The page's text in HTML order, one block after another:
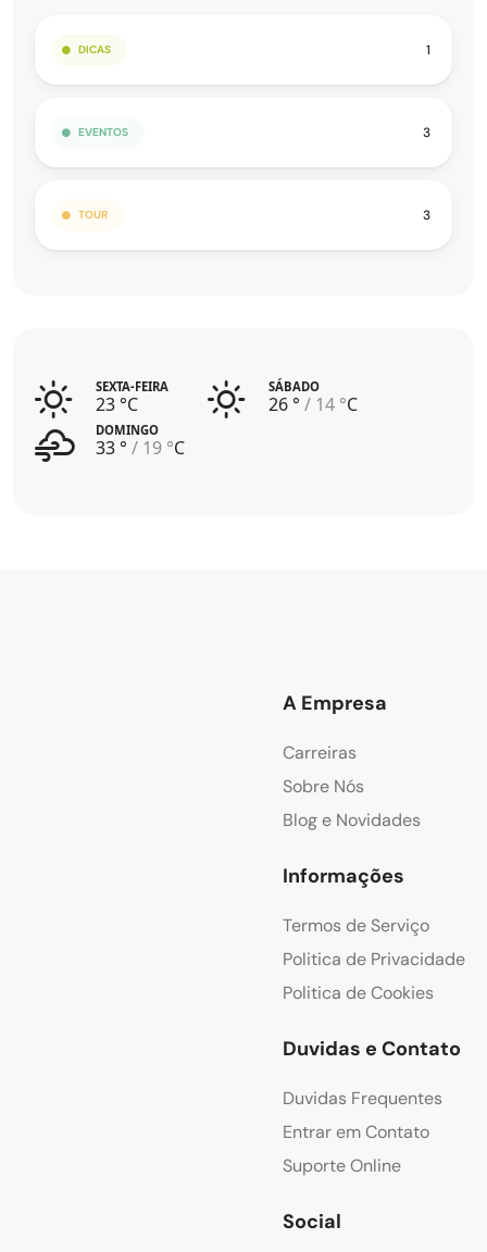
DICAS 1
EVENTOS 3
TOUR 3
SEXTA-FEIRA
23 °C
SÁBADO
26 ° 14 °C
DOMINGO
33 ° 19 °C
A Empresa
Carreiras
Sobre Nós
Blog e Novidades
Informações
Termos de Serviço
Politica de Privacidade
Politica de Cookies
Duvidas e Contato
Duvidas Frequentes
Entrar em Contato
Suporte Online
Social